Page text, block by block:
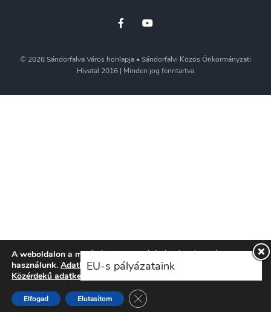
© 2026 Sándorfalva Város honlapja • Sándorfalvi Közös Önkormányzati
Hivatal 2016 | Minden jog fenntartva
EU-s pályázataink
A weboldalon a minőségi felhasználói élmény érdekében sütiket
használunk. Adatkezelési tájékoztatónkatitt ismerheti meg.
Közérdekű adatkezelési szabályzatunkat
Elfogad Elutasítom Close GDPR Cookie Banner